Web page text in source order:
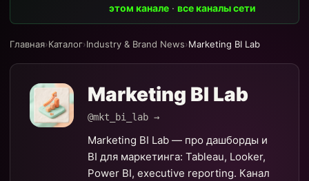
этом канале ·все каналы сети
Главная›Каталог›Industry & Brand News›Marketing BI Lab
Marketing BI Lab
@mkt_bi_lab →
Marketing BI Lab — про дашборды и
BI для маркетинга: Tableau, Looker,
Power BI, executive reporting. Канал